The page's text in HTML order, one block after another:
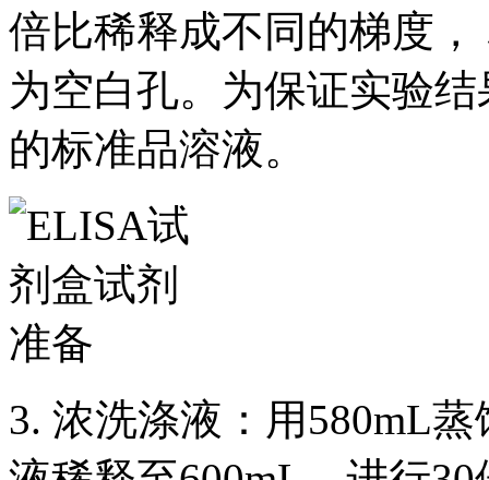
倍比稀释成不同的梯度
为空白孔。为保证实验
的标准品溶液。
3. 浓洗涤液：用580mL